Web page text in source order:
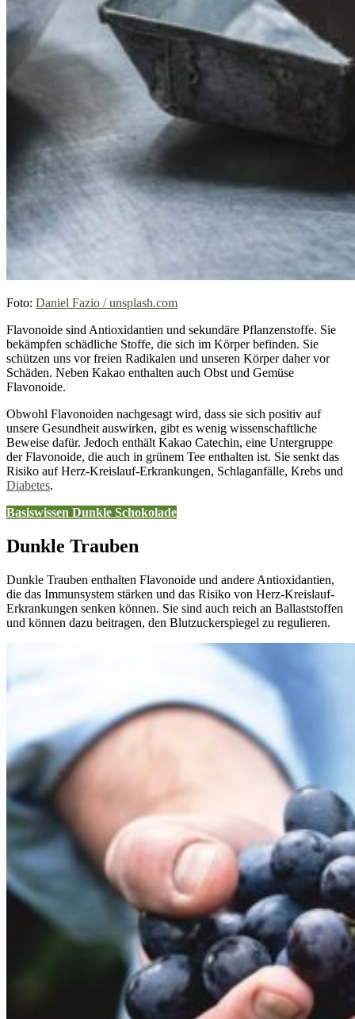
Foto: Daniel Fazio / unsplash.com
Flavonoide sind Antioxidantien und sekundäre Pflanzenstoffe. Sie
bekämpfen schädliche Stoffe, die sich im Körper befinden. Sie
schützen uns vor freien Radikalen und unseren Körper daher vor
Schäden. Neben Kakao enthalten auch Obst und Gemüse
Flavonoide.
Obwohl Flavonoiden nachgesagt wird, dass sie sich positiv auf
unsere Gesundheit auswirken, gibt es wenig wissenschaftliche
Beweise dafür. Jedoch enthält Kakao Catechin, eine Untergruppe
der Flavonoide, die auch in grünem Tee enthalten ist. Sie senkt das
Risiko auf Herz-Kreislauf-Erkrankungen, Schlaganfälle, Krebs und
Diabetes.
Basiswissen Dunkle Schokolade
Dunkle Trauben
Dunkle Trauben enthalten Flavonoide und andere Antioxidantien,
die das Immunsystem stärken und das Risiko von Herz-Kreislauf-
Erkrankungen senken können. Sie sind auch reich an Ballaststoffen
und können dazu beitragen, den Blutzuckerspiegel zu regulieren.